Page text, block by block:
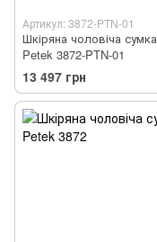
Артикул: 3872-PTN-01
Шкіряна чоловіча сумка
Petek 3872-PTN-01
13 497 грн